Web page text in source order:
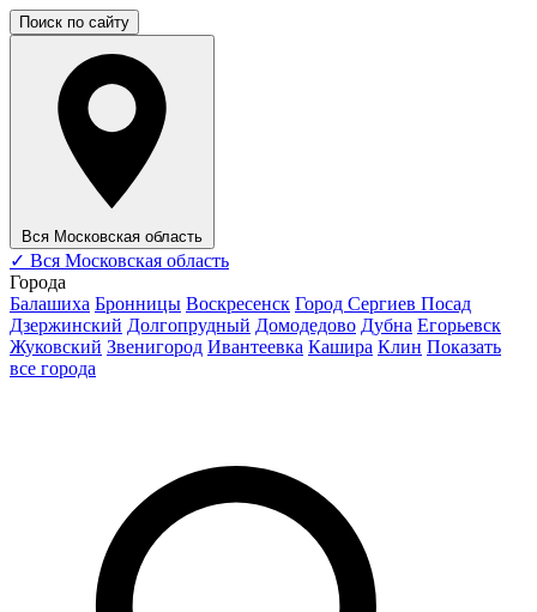
Поиск по сайту
Вся Московская область
✓ Вся Московская область
Города
Балашиха Бронницы Воскресенск Город Сергиев Посад
Дзержинский Долгопрудный Домодедово Дубна Егорьевск
Жуковский Звенигород Ивантеевка Кашира Клин Показать
все города